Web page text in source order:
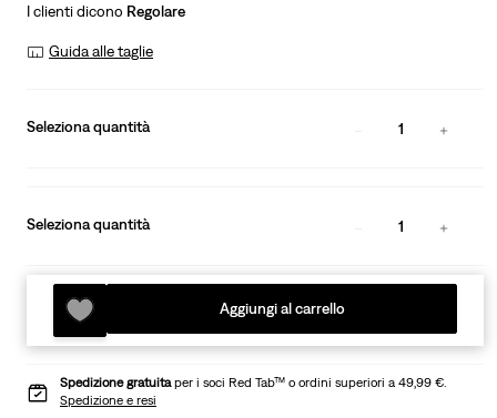
I clienti dicono Regolare
Guida alle taglie
Seleziona quantità 1
Seleziona quantità 1
Aggiungi al carrello
Spedizione gratuitaper i soci Red Tab™ o ordini superiori a 49,99 €.
Spedizione e resi